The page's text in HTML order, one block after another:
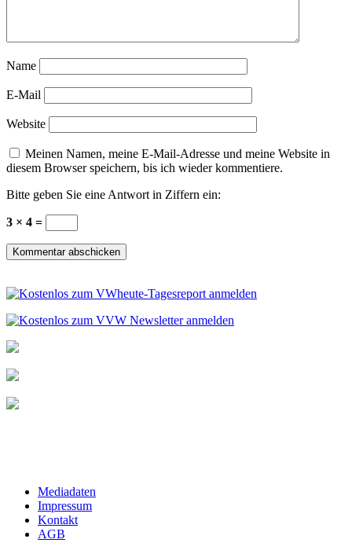
Name
E-Mail
Website
Meinen Namen, meine E-Mail-Adresse und meine Website in
diesem Browser speichern, bis ich wieder kommentiere.
Bitte geben Sie eine Antwort in Ziffern ein:
3 × 4 =
Mediadaten
Impressum
Kontakt
AGB